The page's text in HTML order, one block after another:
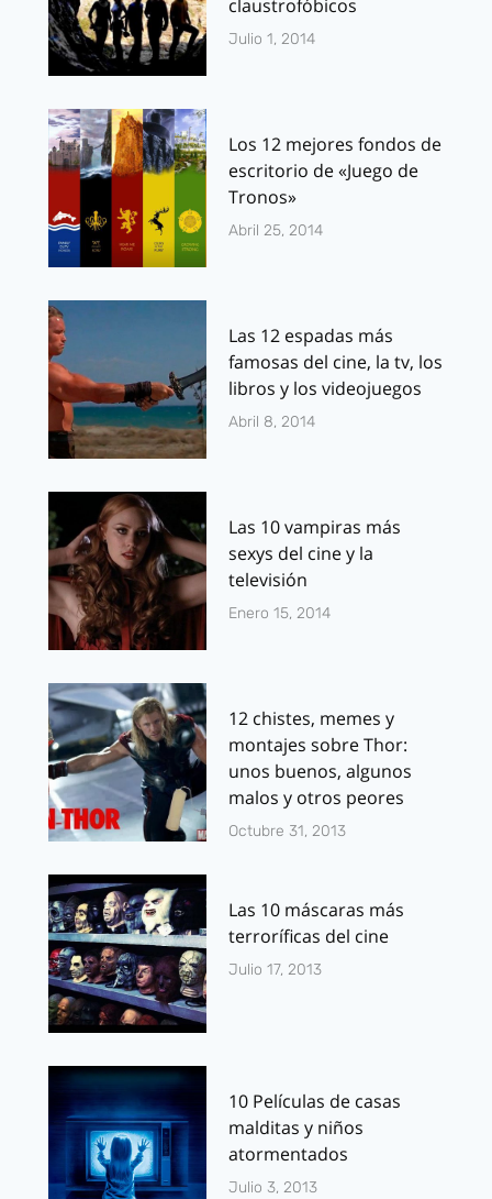
claustrofóbicos
Julio 1, 2014
Los 12 mejores fondos de
escritorio de «Juego de
Tronos»
Abril 25, 2014
Las 12 espadas más
famosas del cine, la tv, los
libros y los videojuegos
Abril 8, 2014
Las 10 vampiras más
sexys del cine y la
televisión
Enero 15, 2014
12 chistes, memes y
montajes sobre Thor:
unos buenos, algunos
malos y otros peores
Octubre 31, 2013
Las 10 máscaras más
terroríficas del cine
Julio 17, 2013
10 Películas de casas
malditas y niños
atormentados
Julio 3, 2013